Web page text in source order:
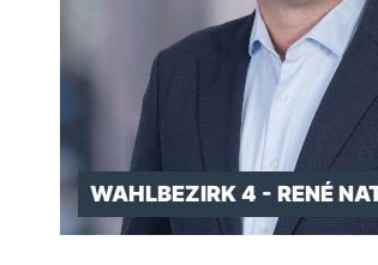
WAHLBEZIRK 4 - RENÉ